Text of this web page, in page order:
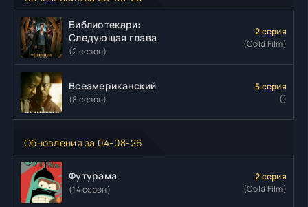
Библиотекари:
Следующая глава
(2 сезон)
2 серия
(Cold Film)
Всеамериканский
(8 сезон)
5 серия
()
Обновления за 04-08-26
Футурама
(14 сезон)
2 серия
(Cold Film)